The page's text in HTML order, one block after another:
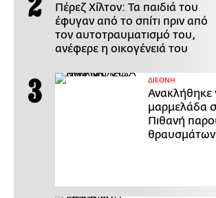
Πέρεζ Χίλτον: Τα παιδιά του
έφυγαν από το σπίτι πριν από
τον αυτοτραυματισμό του,
ανέφερε η οικογένειά του
ΔΙΕΘΝΗ
Ανακλήθηκε
μαρμελάδα
Πιθανή
θραυσμάτων